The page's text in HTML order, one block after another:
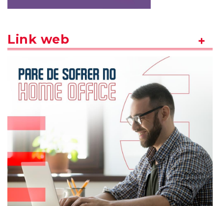
Link web